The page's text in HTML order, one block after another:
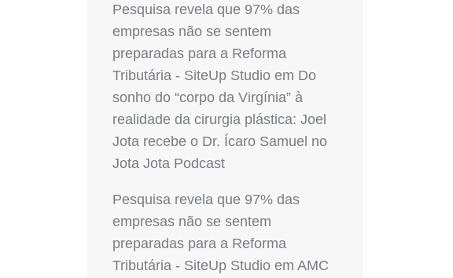
Pesquisa revela que 97% das
empresas não se sentem
preparadas para a Reforma
Tributária - SiteUp Studio em Do
sonho do “corpo da Virgínia” à
realidade da cirurgia plástica: Joel
Jota recebe o Dr. Ícaro Samuel no
Jota Jota Podcast
Pesquisa revela que 97% das
empresas não se sentem
preparadas para a Reforma
Tributária - SiteUp Studio emAMC